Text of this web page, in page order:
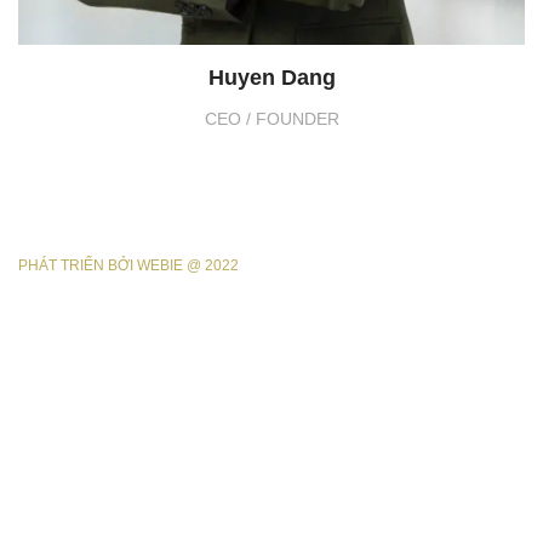
Huyen Dang
CEO / FOUNDER
PHÁT TRIỂN BỞI WEBIE @ 2022